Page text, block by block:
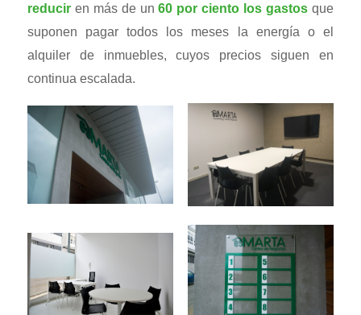
reduciren más de un 60 por ciento los gastos que
suponen pagar todos los meses la energía o el
alquiler de inmuebles, cuyos precios siguen en
continua escalada.